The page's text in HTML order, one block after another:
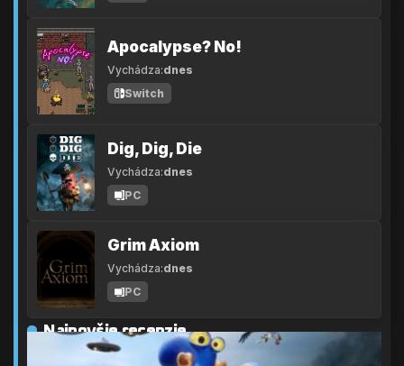
Apocalypse? No!
Vychádza:dnes
Switch
Dig, Dig, Die
Vychádza:dnes
PC
Grim Axiom
Vychádza:dnes
PC
Najnovšie recenzie